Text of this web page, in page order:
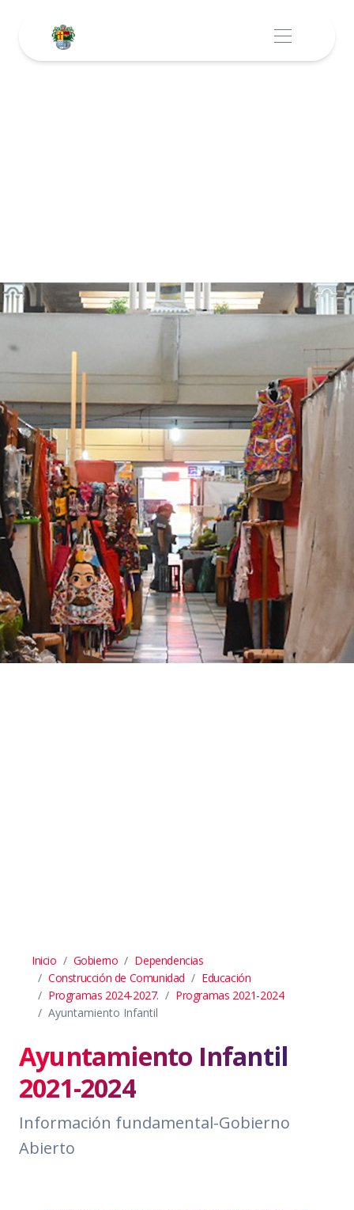
Inicio Gobierno
Dependencias
Construcción de Comunidad
Educación
Programas 2024-2027.
Programas 2021-2024
Ayuntamiento Infantil
Ayuntamiento Infantil
2021-2024
Información fundamental-Gobierno
Abierto